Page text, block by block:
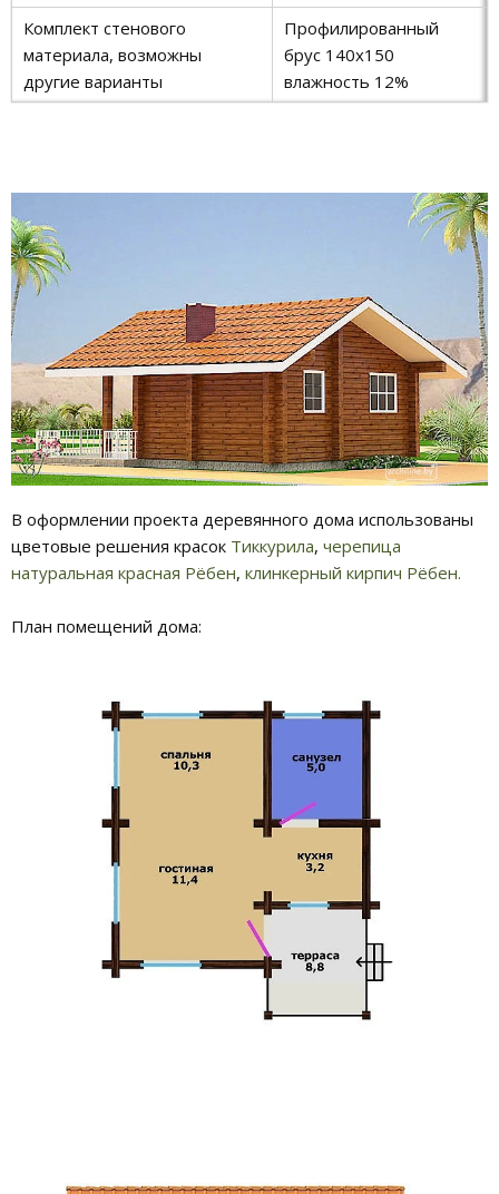
Комплект стенового
материала, возможны
другие варианты
Профилированный
брус 140х150
влажность 12%
В оформлении проекта деревянного дома использованы
цветовые решения красок Тиккурила, черепица
натуральная красная Рёбен, клинкерный кирпич Рёбен.
План помещений дома: